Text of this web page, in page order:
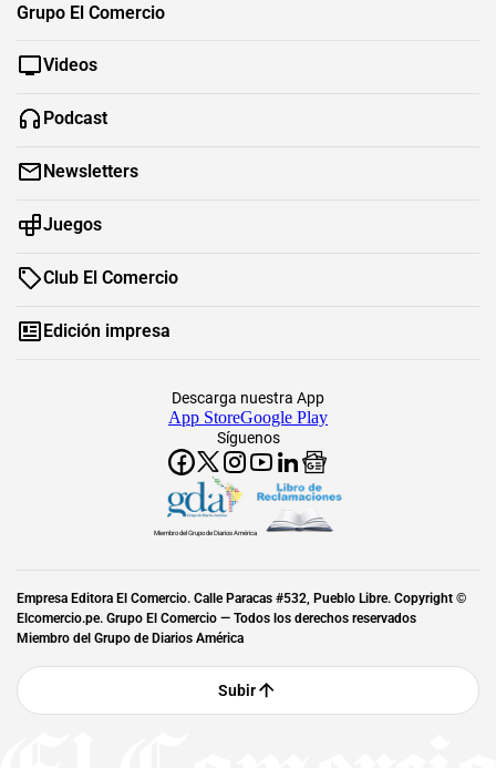
Grupo El Comercio
Videos
Podcast
Newsletters
Juegos
Club El Comercio
Edición impresa
Síguenos
Descarga nuestra App
App StoreGoogle Play
Miembro del Grupo de Diarios América
Empresa Editora El Comercio. Calle Paracas #532, Pueblo Libre. Copyright ©
Elcomercio.pe. Grupo El Comercio — Todos los derechos reservados
Miembro del Grupo de Diarios América
Subir